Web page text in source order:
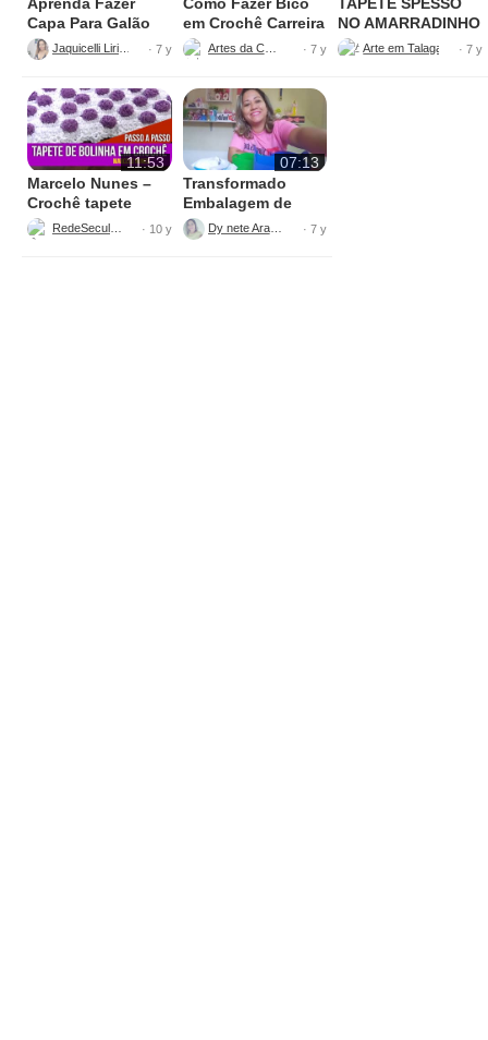
Capa Para Galão
de Água – 20 litros
Jaquicelli Liriane · 7 y
em Crochê Carreira
Única
Artes da Cata · 7 y
NO AMARRADINHO
PERFEITO
· 7 y
11:53
Marcelo Nunes –
Crochê tapete
bolinha Parte 1
· 10 y
07:13
Transformado
Embalagem de
Sabão
Dy nete Araújo · 7 y